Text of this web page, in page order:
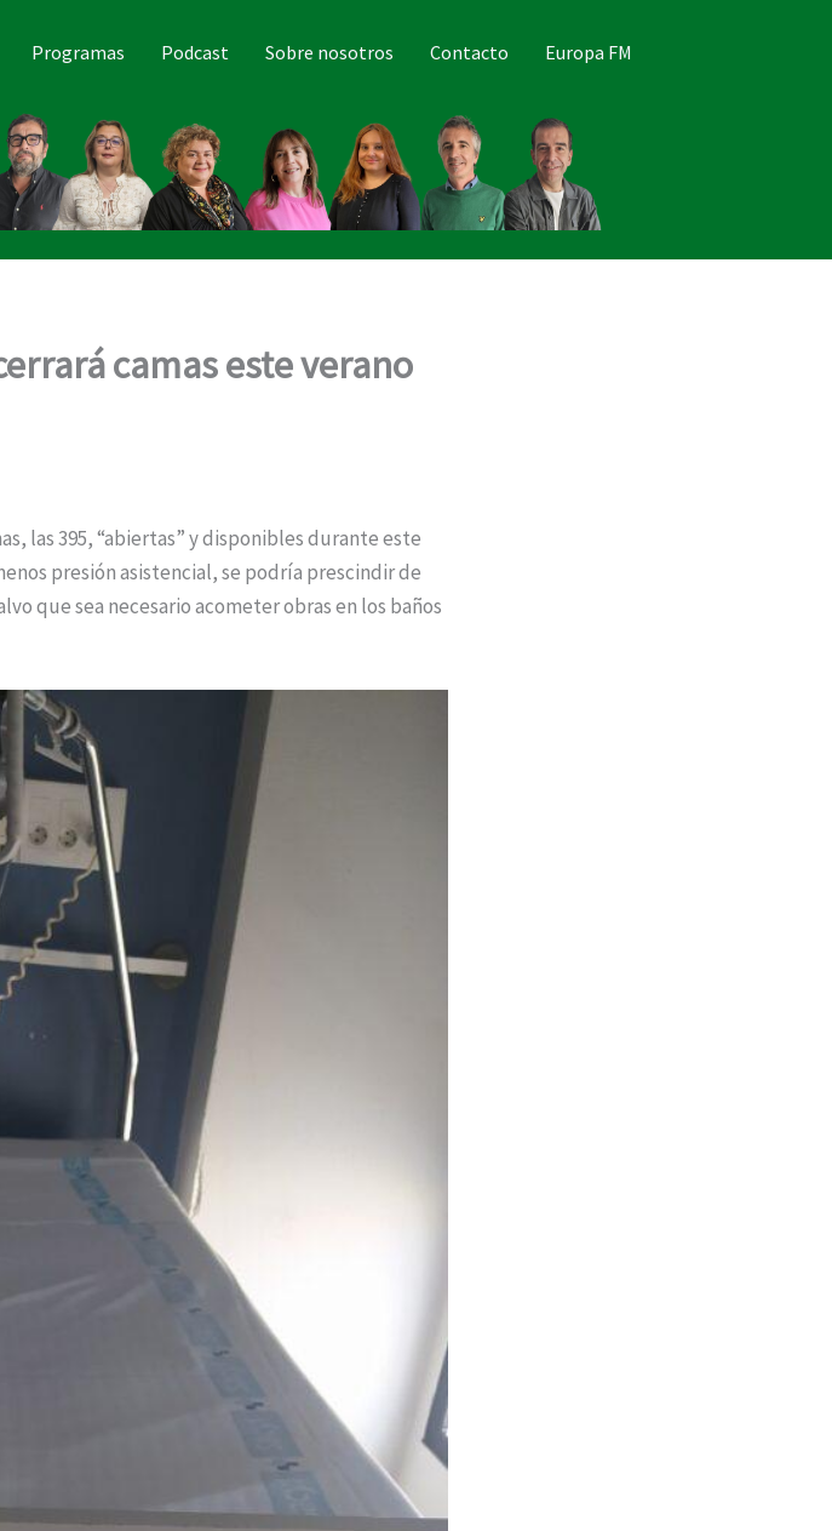
Programas Podcast Sobre nosotros Contacto Europa FM
camas este verano
las 395, “abiertas” y disponibles durante este
presión asistencial, se podría prescindir de
que sea necesario acometer obras en los baños